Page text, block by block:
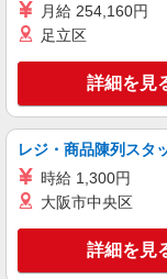
キープ
株式会社kotrio /●NR-H-
通
月給 254,160円
足立区
詳細を見
レジ・商品陳列スタ
時給 1,300円
大阪市中央区
詳細を見